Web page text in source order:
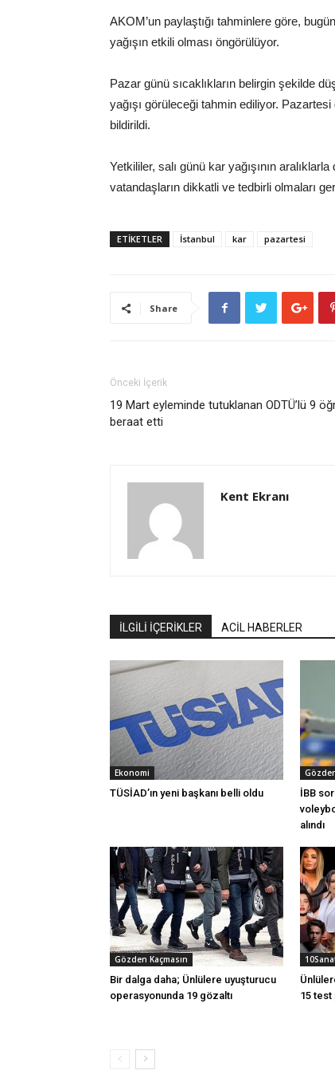
AKOM’un paylaştığı tahminlere göre,
yağışın etkili olması öngörülüyor.
Pazar günü sıcaklıkların belirgin şekilde
yağışı görüleceği tahmin ediliyor.
bildirildi.
Yetkililer, salı günü kar yağışının
vatandaşların dikkatli ve tedbirli olmaları
ETİKETLER İstanbul kar pazartesi
Share
Önceki İçerik
19 Mart eyleminde tutuklanan ODTÜ’lü 9
beraat etti
Kent Ekranı
İLGİLİ İÇERİKLER ACİL HABERLER
Ekonomi
TÜSİAD’ın yeni başkanı belli oldu
İBB
alındı
Gözden Kaçmasın
Bir dalga daha; Ünlülere uyuşturucu
operasyonunda 19 gözaltı
15